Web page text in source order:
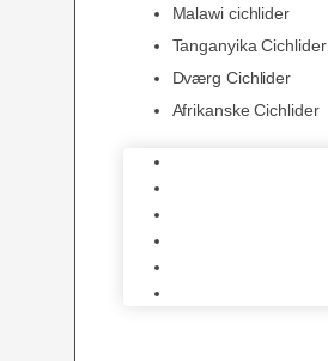
Malawi cichlider
Tanganyika Cichlider
Dværg Cichlider
Afrikanske Cichlider